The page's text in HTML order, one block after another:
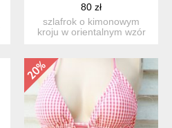
80 zł
szlafrok o kimonowym
kroju w orientalnym wzór